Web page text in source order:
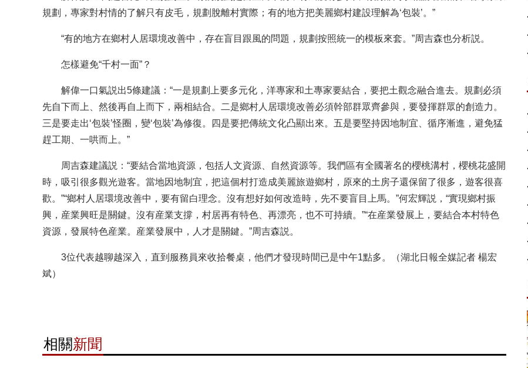
規劃，專家對村情的了解只有皮毛，規劃脫離村實際；有的地方把美麗鄉村建設理解為‘包裝’。”
“有的地方在鄉村人居環境改善中，存在盲目跟風的問題，規劃按照統一的模板來套。”周吉森也分析説。
怎樣避免“千村一面”？
解偉一口氣説出5條建議：“一是規劃上要多元化，洋專家和土專家要結合，要把土觀念融合進去。規劃必須
先自下而上、然後再自上而下，兩相結合。二是鄉村人居環境改善必須幹部群眾齊參與，要發揮群眾的創造力。
三是要走出‘包裝’怪圈，變‘包裝’為修復。四是要把傳統文化凸顯出來。五是要堅持因地制宜、循序漸進，避免猛
趕工期、一哄而上。”
周吉森建議説：“要結合當地資源，包括人文資源、自然資源等。我們區有全國著名的櫻桃溝村，櫻桃花盛開
時，吸引很多觀光遊客。當地因地制宜，把這個村打造成美麗旅遊鄉村，原來的土房子還保留了很多，遊客很喜
歡。”“鄉村人居環境改善中，要有留白理念。沒有想好如何改造時，先不要盲目上馬。”何宏輝説，“實現鄉村振
興，産業興旺是關鍵。沒有産業支撐，村居再有特色、再漂亮，也不可持續。”“在産業發展上，要結合本村特色
資源，發展特色産業。産業發展中，人才是關鍵。”周吉森説。
3位代表越聊越深入，直到服務員來收拾餐桌，他們才發現時間已是中午1點多。（湖北日報全媒記者 楊宏
斌）
相關新聞